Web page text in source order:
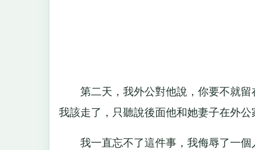
第二天，我外公對他說，你要不就留
我該走了，只聽說後面他和她妻子在外公
我一直忘不了這件事，我侮辱了一個